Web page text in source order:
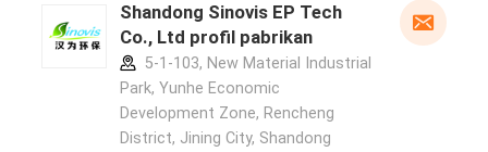
Shandong Sinovis EP Tech
Co., Ltd profil pabrikan
5-1-103, New Material Industrial
Park, Yunhe Economic
Development Zone, Rencheng
District, Jining City, Shandong